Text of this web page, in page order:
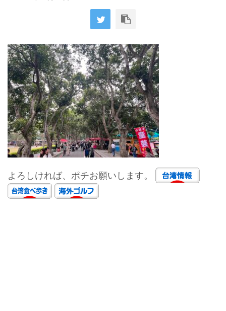
よろしければ、ポチお願いします。